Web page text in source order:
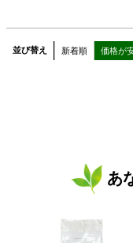
並び替え 新着順 価格が
あ